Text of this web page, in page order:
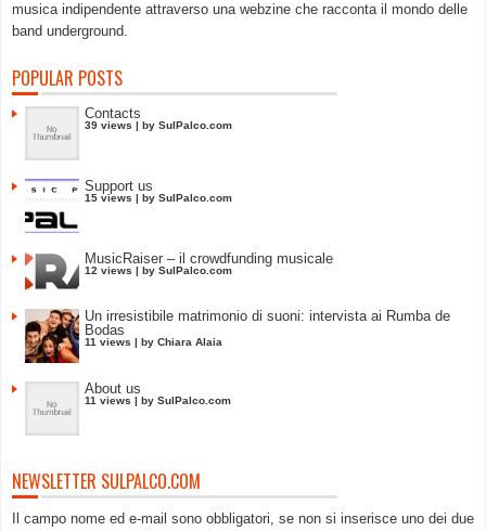
musica indipendente attraverso una webzine che racconta il mondo delle
band underground.
POPULAR POSTS
Contacts
39 views | by SulPalco.com
Support us
15 views | by SulPalco.com
MusicRaiser – il crowdfunding musicale
12 views | by SulPalco.com
Un irresistibile matrimonio di suoni: intervista ai Rumba de
Bodas
11 views | by Chiara Alaia
About us
11 views | by SulPalco.com
NEWSLETTER SULPALCO.COM
Il campo nome ed e-mail sono obbligatori, se non si inserisce uno dei due